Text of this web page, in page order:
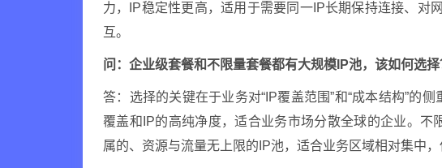
力，IP稳定性更高，适用于需要同一IP长期保持连接、对
互。
问：企业级套餐和不限量套餐都有大规模IP池，该如何选择
答：选择的关键在于业务对“IP覆盖范围”和“成本结构”的
覆盖和IP的高纯净度，适合业务市场分散全球的企业。
属的、资源与流量无上限的IP池，适合业务区域相对集中